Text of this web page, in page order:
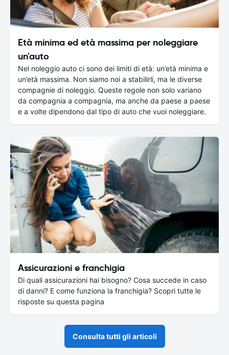
Età minima ed età massima per noleggiare
un'auto
Nel noleggio auto ci sono dei limiti di età: un’età minima e
un’età massima. Non siamo noi a stabilirli, ma le diverse
compagnie di noleggio. Queste regole non solo variano
da compagnia a compagnia, ma anche da paese a paese
e a volte dipendono dal tipo di auto che vuoi noleggiare.
Assicurazioni e franchigia
Di quali assicurazioni hai bisogno? Cosa succede in caso
di danni? E come funziona la franchigia? Scopri tutte le
risposte su questa pagina
Consulta tutti gli articoli